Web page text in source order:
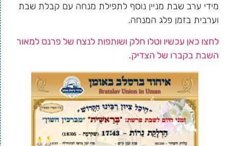
מידי ערב שבת מניין נוסף לתפילת מנחה עם קבלת שבת
וערבית בזמן פלג המנחה.
לחצו כאן עכשיו וטלו חלק ושותפות לנצח של פרנס למאור
השבת בקברו של הצדיק.